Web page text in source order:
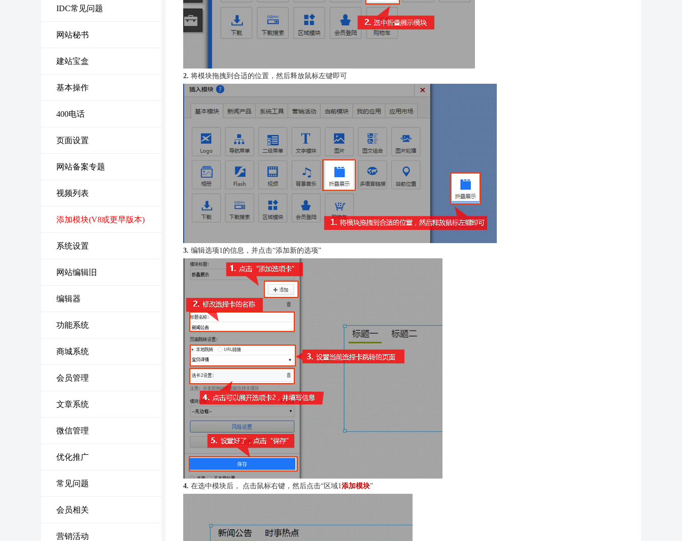
IDC常见问题
网站秘书
建站宝盒
基本操作
400电话
页面设置
网站备案专题
视频列表
添加模块(V8或更早版本)
系统设置
网站编辑旧
编辑器
功能系统
商城系统
会员管理
文章系统
微信管理
优化推广
常见问题
会员相关
营销活动
2. 将模块拖拽到合适的位置，然后释放鼠标左键即可
3. 编辑选项1的信息，并点击“添加新的选项”
4. 在选中模块后， 点击鼠标右键，然后点击“区域1添加模块”